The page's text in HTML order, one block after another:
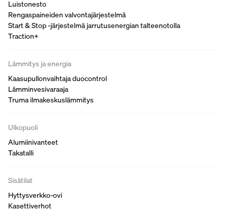
Luistonesto
Rengaspaineiden valvontajärjestelmä
Start & Stop -järjestelmä jarrutusenergian talteenotolla
Traction+
Lämmitys ja energia
Kaasupullonvaihtaja duocontrol
Lämminvesivaraaja
Truma ilmakeskuslämmitys
Ulkopuoli
Alumiinivanteet
Takatalli
Sisätilat
Hyttysverkko-ovi
Kasettiverhot